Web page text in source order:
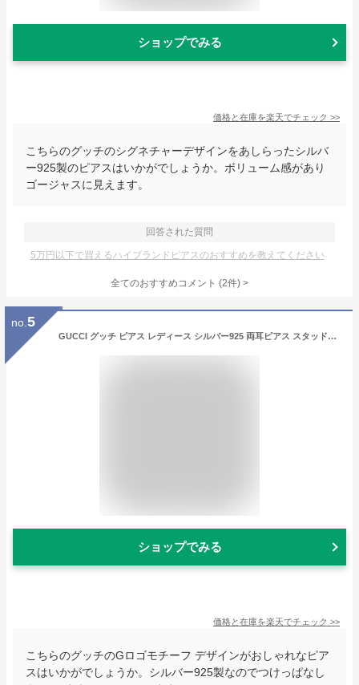
ショップでみる
価格と在庫を楽天でチェック >>
こちらのグッチのシグネチャーデザインをあしらったシルバ
ー925製のピアスはいかがでしょうか。ボリューム感があり
ゴージャスに見えます。
回答された質問
5万円以下で買えるハイブランドピアスのおすすめを教えてください
全てのおすすめコメント (2件) >
no. 5
GUCCI グッチ ピアス レディース シルバー925 両耳ピアス スタッドピアス おしゃれ ロゴ ブランド ジュエリー 誕生日 結婚式 結婚記念日 妻 彼女 ギフト シルバーアクセサリー 成人 卒業 入学
ショップでみる
価格と在庫を楽天でチェック >>
こちらのグッチのGロゴモチーフ デザインがおしゃれなピア
スはいかがでしょうか。シルバー925製なのでつけっぱなし